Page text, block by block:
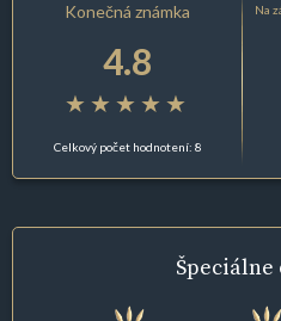
Konečná známka
4.8
Celkový počet hodnotení: 8
Na
Špeciálne